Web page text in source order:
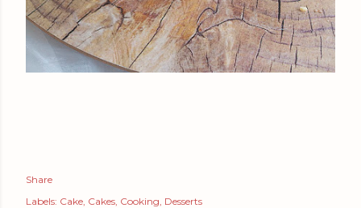
Share
Labels: Cake Cakes Cooking Desserts